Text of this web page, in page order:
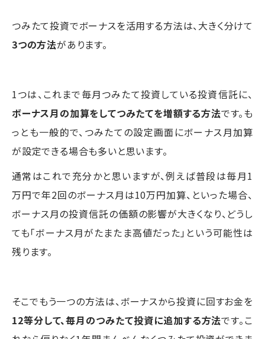
つみたて投資でボーナスを活用する方法は、大きく分けて
3つの方法があります。
1つは、これまで毎月つみたて投資している投資信託に、
ボーナス月の加算をしてつみたてを増額する方法です。も
っとも一般的で、つみたての設定画面にボーナス月加算
が設定できる場合も多いと思います。
通常はこれで充分かと思いますが、例えば普段は毎月1
万円で年2回のボーナス月は10万円加算、といった場合、
ボーナス月の投資信託の価額の影響が大きくなり、どうし
ても「ボーナス月がたまたま高値だった」という可能性は
残ります。
そこでもう一つの方法は、ボーナスから投資に回すお金を
12等分して、毎月のつみたて投資に追加する方法です。こ